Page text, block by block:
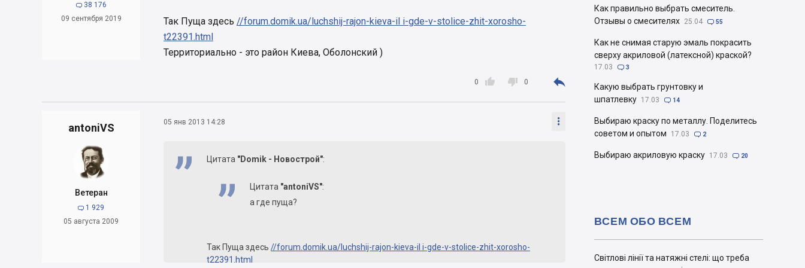
 38 176
09 сентября 2019
Так Пуща здесь //forum.domik.ua/luchshij-rajon-kieva-il i-gde-v-stolice-zhit-xorosho-
t22391.html
Территориально - это район Киева, Оболонский )

0  0 
antoniVS
Ветеран
 1 929
05 августа 2009
05 янв 2013 14:28 
Цитата "Domik - Новострой":
Цитата "antoniVS":
а где пуща?
Так Пуща здесь //forum.domik.ua/luchshij-rajon-kieva-il i-gde-v-stolice-zhit-xorosho-
t22391.html
Как правильно выбрать смеситель.
Отзывы о смесителях 25.04  55
Как не снимая старую эмаль покрасить
сверху акриловой (латексной) краской?
17.03  3
Какую выбрать грунтовку и
шпатлевку 17.03  14
Выбираю краску по металлу. Поделитесь
советом и опытом
17.03  2
Выбираю акриловую краску 17.03  20
Світлові лінії та натяжні стелі: що треба
ВСЕМ ОБО ВСЕМ